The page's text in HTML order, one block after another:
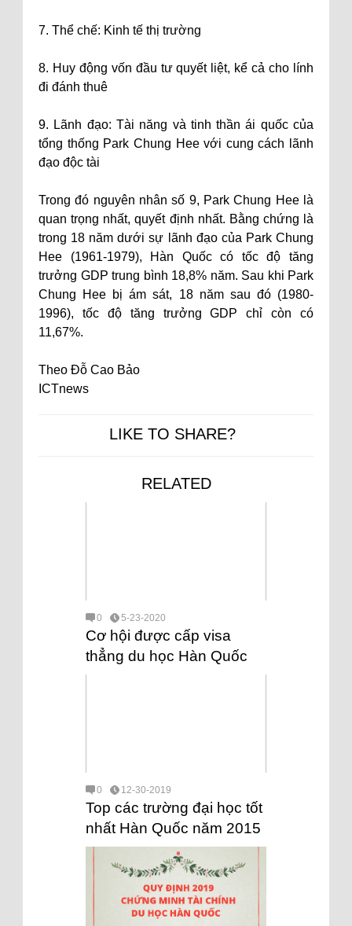
7. Thể chế: Kinh tế thị trường
8. Huy động vốn đầu tư quyết liệt, kể cả cho lính
đi đánh thuê
9. Lãnh đạo: Tài năng và tinh thần ái quốc của
tổng thống Park Chung Hee với cung cách lãnh
đạo độc tài
Trong đó nguyên nhân số 9, Park Chung Hee là
quan trọng nhất, quyết định nhất. Bằng chứng là
trong 18 năm dưới sự lãnh đạo của Park Chung
Hee (1961-1979), Hàn Quốc có tốc độ tăng
trưởng GDP trung bình 18,8% năm. Sau khi Park
Chung Hee bị ám sát, 18 năm sau đó (1980-
1996), tốc độ tăng trưởng GDP chỉ còn có
11,67%.
Theo Đỗ Cao Bảo
ICTnews
LIKE TO SHARE?
RELATED
0 5-23-2020
Cơ hội được cấp visa
thẳng du học Hàn Quốc
0 12-30-2019
Top các trường đại học tốt
nhất Hàn Quốc năm 2015